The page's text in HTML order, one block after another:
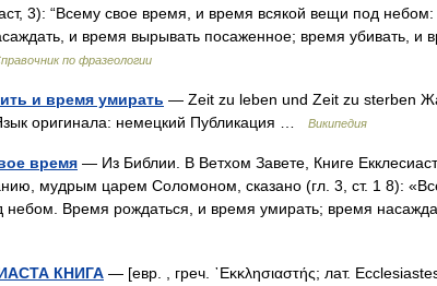
3): “Всему свое время, и время всякой вещи под
и время вырывать посаженное; время убивать, и
по фразеологии
и время умирать — Zeit zu leben und Zeit zu sterben
оригинала: немецкий Публикация …
Википедия
время — Из Библии. В Ветхом Завете, Книге
мудрым царем Соломоном, сказано (гл. 3, ст. 1 8):
небом. Время рождаться, и время умирать; время
КНИГА — [евр. , греч. ᾿Εκκλησιαστής; лат.